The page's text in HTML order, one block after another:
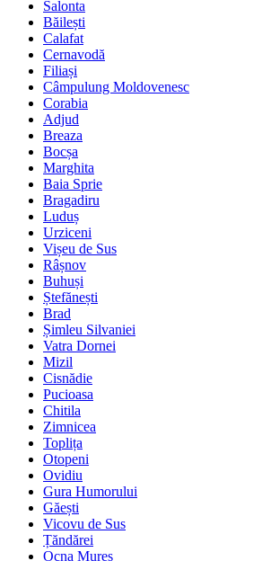
Salonta
Băilești
Calafat
Cernavodă
Filiași
Câmpulung Moldovenesc
Corabia
Adjud
Breaza
Bocșa
Marghita
Baia Sprie
Bragadiru
Luduș
Urziceni
Vișeu de Sus
Râșnov
Buhuși
Ștefănești
Brad
Șimleu Silvaniei
Vatra Dornei
Mizil
Cisnădie
Pucioasa
Chitila
Zimnicea
Toplița
Otopeni
Ovidiu
Gura Humorului
Găești
Vicovu de Sus
Țăndărei
Ocna Mureș